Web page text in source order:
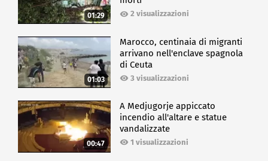
01:29 2 visualizzazioni
01:03
Marocco, centinaia di migranti
arrivano nell'enclave spagnola
di Ceuta
3 visualizzazioni
00:47
A Medjugorje appiccato
incendio all'altare e statue
vandalizzate
1 visualizzazioni